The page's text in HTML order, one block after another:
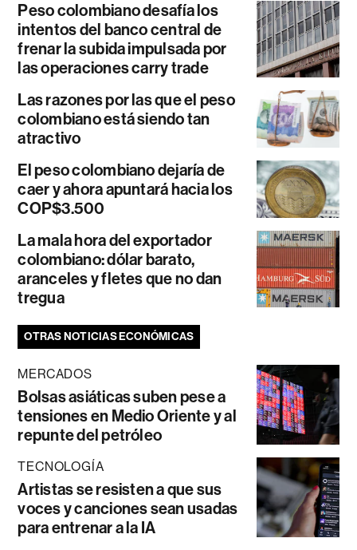
Peso colombiano desafía los
intentos del banco central de
frenar la subida impulsada por
las operaciones carry trade
Las razones por las que el peso
colombiano está siendo tan
atractivo
El peso colombiano dejaría de
caer y ahora apuntará hacia los
COP$3.500
La mala hora del exportador
colombiano: dólar barato,
aranceles y fletes que no dan
tregua
OTRAS NOTICIAS ECONÓMICAS
MERCADOS
Bolsas asiáticas suben pese a
tensiones en Medio Oriente y al
repunte del petróleo
TECNOLOGÍA
Artistas se resisten a que sus
voces y canciones sean usadas
para entrenar a la IA